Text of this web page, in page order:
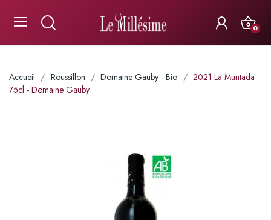
0
Accueil Roussillon Domaine Gauby - Bio
2021 La Muntada
75cl - Domaine Gauby